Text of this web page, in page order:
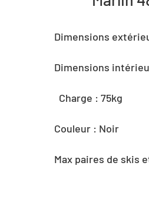
Dimensions
Dimensions
Charge : 75kg
Couleur : Noir
Max paires de skis